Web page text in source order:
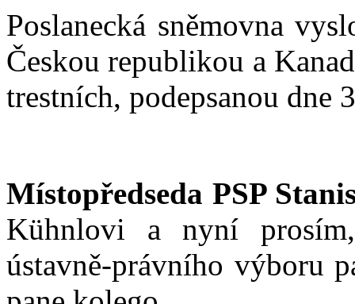
Poslanecká sněmovna
Českou republikou a
trestních, podepsanou dne
Místopředseda PSP
Kühnlovi a nyní
ústavně-právního výboru